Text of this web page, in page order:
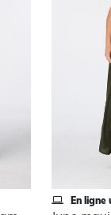
En ligne